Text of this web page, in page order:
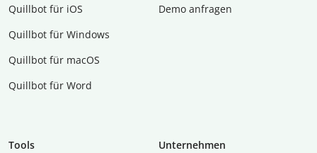
Quillbot für iOS
Quillbot für Windows
Quillbot für macOS
Quillbot für Word
Demo anfragen
Tools
Unternehmen